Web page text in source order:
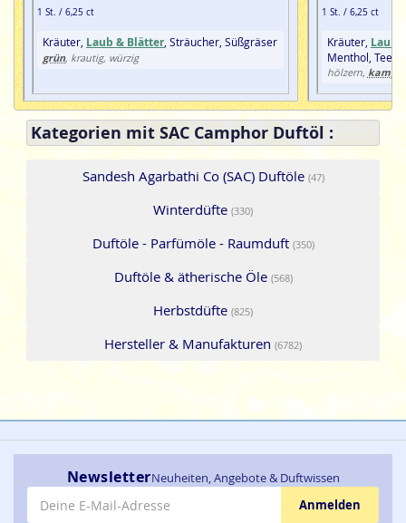
1 St. / 6,25 ct
Kräuter, Laub & Blätter, Sträucher, Süßgräser
grün, krautig, würzig
1 St. / 6,25 ct
Kräuter, Laub
Menthol, Tee
hölzern,
Kategorien mit SAC Camphor Duftöl :
Sandesh Agarbathi Co (SAC) Duftöle (47)
Winterdüfte (330)
Duftöle - Parfümöle - Raumduft (350)
Duftöle & ätherische Öle (568)
Herbstdüfte (825)
Hersteller & Manufakturen (6782)
NewsletterNeuheiten, Angebote & Duftwissen
E-Mail-Adresse
Anmelden